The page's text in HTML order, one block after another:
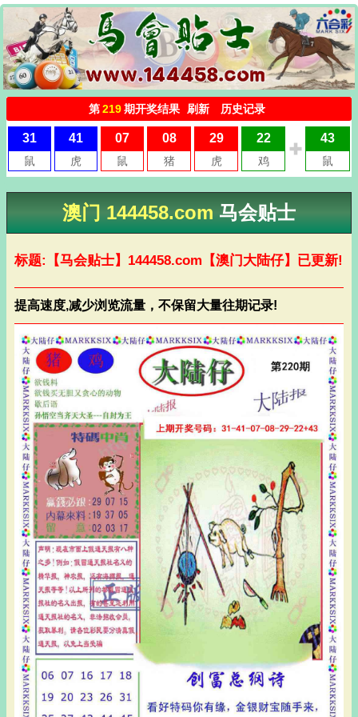
澳门 144458.com 马会贴士
标题:【马会贴士】 144458.com 【澳门大陆仔】已更新!
提高速度,减少浏览流量，不保留大量往期记录!